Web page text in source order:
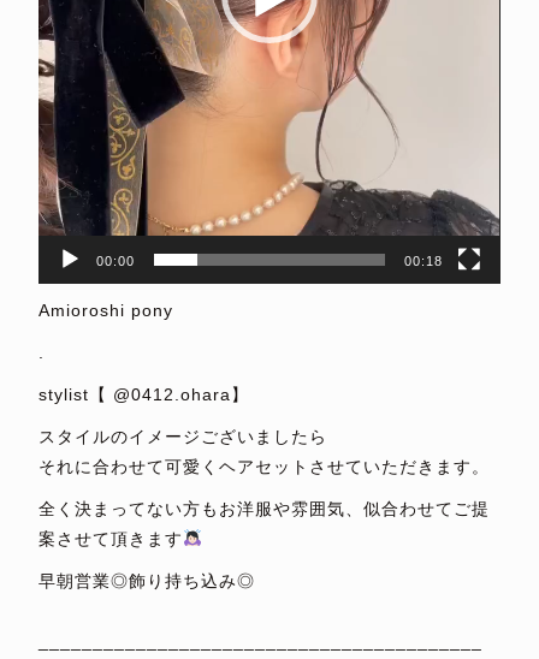
00:00 00:18
Amioroshi pony
stylist【 @0412.ohara】
スタイルのイメージございましたら
それに合わせて可愛くヘアセットさせていただきます。
全く決まってない方もお洋服や雰囲気、似合わせてご提
案させて頂きます
早朝営業◎飾り持ち込み◎